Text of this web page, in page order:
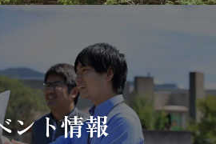
ント情報